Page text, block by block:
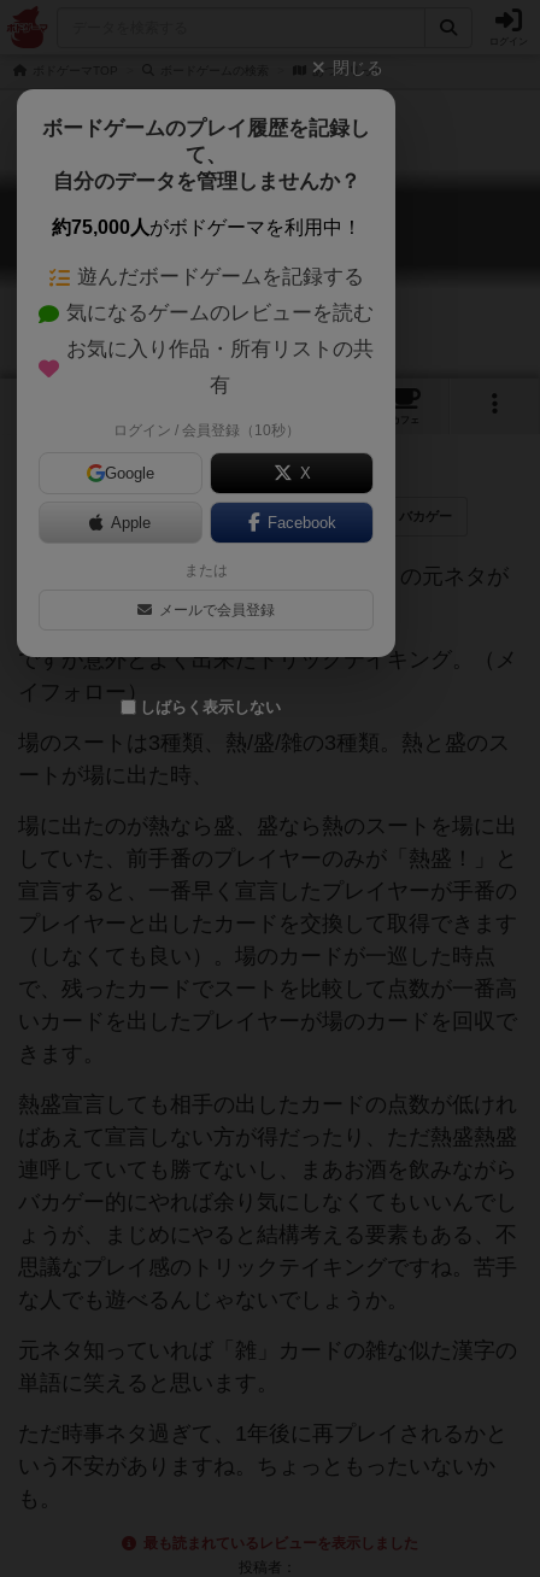
あつトリっ!!
あつトリっ!!
Atsutori!!
カフェ
ゲームマーケット2017秋（東京） 熱盛 バカゲー
バカゲー×トリックテイキング。熱盛！の元ネタが
わからないと面白さ半減。
ですが意外とよく出来たトリックテイキング。（メ
イフォロー）
場のスートは3種類、熱/盛/雑の3種類。熱と盛のス
ートが場に出た時、
場に出たのが熱なら盛、盛なら熱のスートを場に出
していた、前手番のプレイヤーのみが「熱盛！」と
宣言すると、一番早く宣言したプレイヤーが手番の
プレイヤーと出したカードを交換して取得できます
（しなくても良い）。場のカードが一巡した時点
で、残ったカードでスートを比較して点数が一番高
いカードを出したプレイヤーが場のカードを回収で
きます。
熱盛宣言しても相手の出したカードの点数が低けれ
ばあえて宣言しない方が得だったり、ただ熱盛熱盛
連呼していても勝てないし、まあお酒を飲みながら
バカゲー的にやれば余り気にしなくてもいいんでし
ょうが、まじめにやると結構考える要素もある、不
思議なプレイ感のトリックテイキングですね。苦手
な人でも遊べるんじゃないでしょうか。
元ネタ知っていれば「雑」カードの雑な似た漢字の
単語に笑えると思います。
ただ時事ネタ過ぎて、1年後に再プレイされるかと
いう不安がありますね。ちょっともったいないか
も。
最も読まれているレビューを表示しました
投稿者：
閉じる
ボードゲームのプレイ履歴を記録し
て、
自分のデータを管理しませんか？
約75,000人がボドゲーマを利用中！
遊んだボードゲームを記録する
気になるゲームのレビューを読む
お気に入り作品・所有リストの共
有
ログイン / 会員登録（10秒）
Google X
Apple Facebook
または
メールで会員登録
しばらく表示しない